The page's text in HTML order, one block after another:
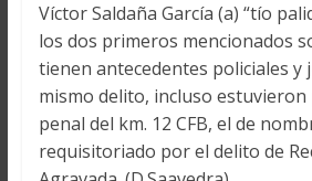
Víctor Saldaña García (a) “tío
los dos primeros mencionados
tienen antecedentes policiales y
mismo delito, incluso estuvieron
penal del km. 12 CFB, el de
requisitoriado por el delito de